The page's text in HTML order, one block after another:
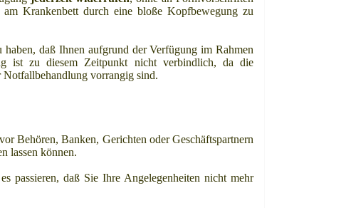
Krankenbett durch eine bloße Kopfbewegung zu
daß Ihnen aufgrund der Verfügung im Rahmen
ist zu diesem Zeitpunkt nicht verbindlich, da die
vorrangig sind.
Behören, Banken, Gerichten oder Geschäftspartnern
lassen können.
passieren, daß Sie Ihre Angelegenheiten nicht mehr